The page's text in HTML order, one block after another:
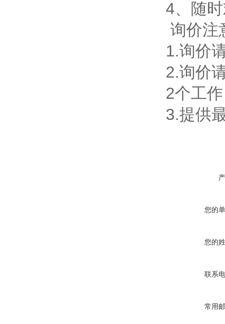
4、随
询价
1.询价
2.询价
2个
3.提供
您的
您的
联系
常用